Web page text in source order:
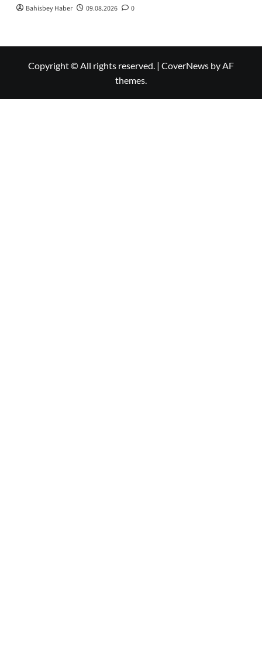
Bahisbey Haber 09.08.2026 0
Copyright © All rights reserved. | CoverNews by AF
themes.